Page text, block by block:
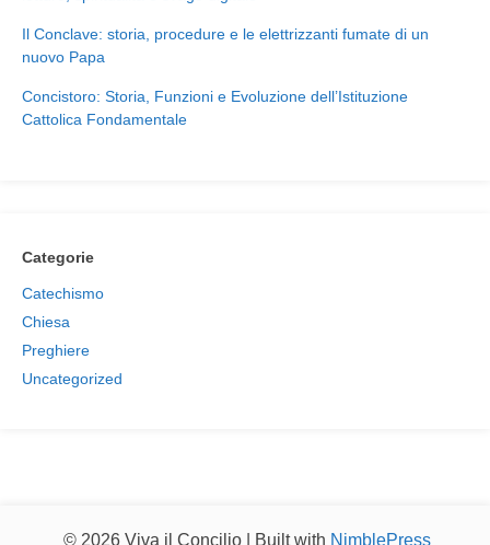
Il Conclave: storia, procedure e le elettrizzanti fumate di un
nuovo Papa
Concistoro: Storia, Funzioni e Evoluzione dell’Istituzione
Cattolica Fondamentale
Categorie
Catechismo
Chiesa
Preghiere
Uncategorized
© 2026 Viva il Concilio | Built with NimblePress